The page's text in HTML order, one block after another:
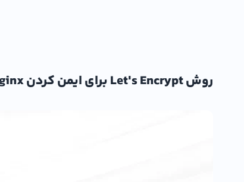
روش Let's Encrypt برای ایمن کردن Nginx در AlmaLinux